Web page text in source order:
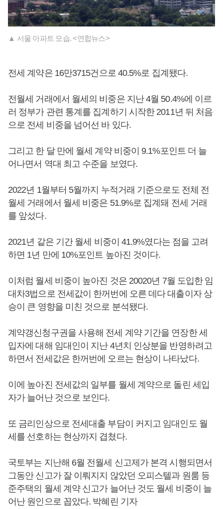
▲ 서울 아파트 모습. <연합뉴스>
전세 계약은 16만3715건으로 40.5%로 집계됐다.
전월세 거래에서 월세의 비중은 지난 4월 50.4%에 이르
러 정부가 관련 통계를 집계하기 시작한 2011년 뒤 처음
으로 전세 비중을 넘어선 바 있다.
그리고 한 달 만에 월세 계약 비중이 9.1%포인트 더 늘
어나면서 역대 최고 수준을 보였다.
2022년 1월부터 5월까지 누적거래 기준으로도 전체 전
월세 거래에서 월세 비중은 51.9%로 집계돼 전세 거래
를 앞섰다.
2021년 같은 기간 월세 비중이 41.9%였다는 점을 고려
하면 1년 만에 10%포인트 높아진 것이다.
이처럼 월세 비중이 높아진 것은 20020년 7월 도입한 임
대차3법으로 전세값이 한꺼번에 오른 데다 대출이자 상
승이 큰 영향을 미친 것으로 분석됐다.
계약갱신청구권을 사용해 전세 계약 기간을 연장한 세
입자에 대해 임대인이 지난 4년치 인상분을 반영하려고
하면서 전세값은 한꺼번에 오르는 현상이 나타났다.
이에 높아진 전세값의 일부를 월세 계약으로 돌린 세입
자가 늘어난 것으로 보인다.
또 금리인상으로 전세대출 부담이 커지고 임대인도 월
세를 선호하는 현상까지 겹쳤다.
국토부는 지난해 6월 전월세 신고제가 본격 시행되면서
그동안 신고가 잘 이뤄지지 않았던 오피스텔과 원룸 등
준주택의 월세 계약 신고가 늘어난 것도 월세 비중이 늘
어난 원인으로 꼽았다. 박혜린 기자